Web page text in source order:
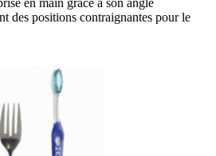
des positions contraignantes pour le